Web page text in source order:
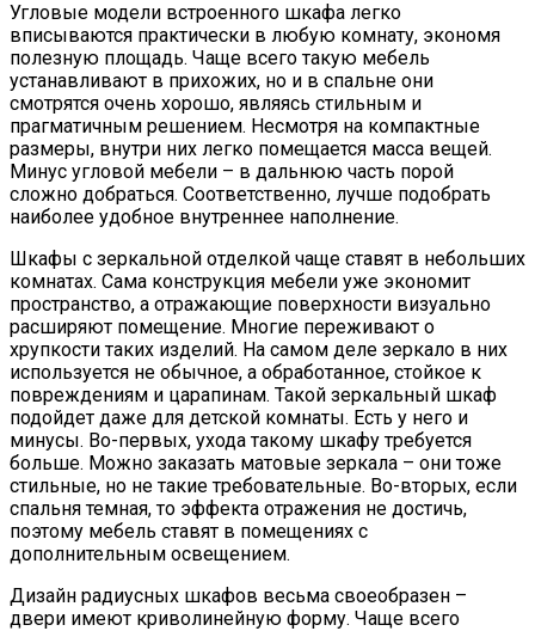
Угловые модели встроенного шкафа легко
вписываются практически в любую комнату, экономя
полезную площадь. Чаще всего такую мебель
устанавливают в прихожих, но и в спальне они
смотрятся очень хорошо, являясь стильным и
прагматичным решением. Несмотря на компактные
размеры, внутри них легко помещается масса вещей.
Минус угловой мебели – в дальнюю часть порой
сложно добраться. Соответственно, лучше подобрать
наиболее удобное внутреннее наполнение.
Шкафы с зеркальной отделкой чаще ставят в небольших
комнатах. Сама конструкция мебели уже экономит
пространство, а отражающие поверхности визуально
расширяют помещение. Многие переживают о
хрупкости таких изделий. На самом деле зеркало в них
используется не обычное, а обработанное, стойкое к
повреждениям и царапинам. Такой зеркальный шкаф
подойдет даже для детской комнаты. Есть у него и
минусы. Во-первых, ухода такому шкафу требуется
больше. Можно заказать матовые зеркала – они тоже
стильные, но не такие требовательные. Во-вторых, если
спальня темная, то эффекта отражения не достичь,
поэтому мебель ставят в помещениях с
дополнительным освещением.
Дизайн радиусных шкафов весьма своеобразен –
двери имеют криволинейную форму. Чаще всего